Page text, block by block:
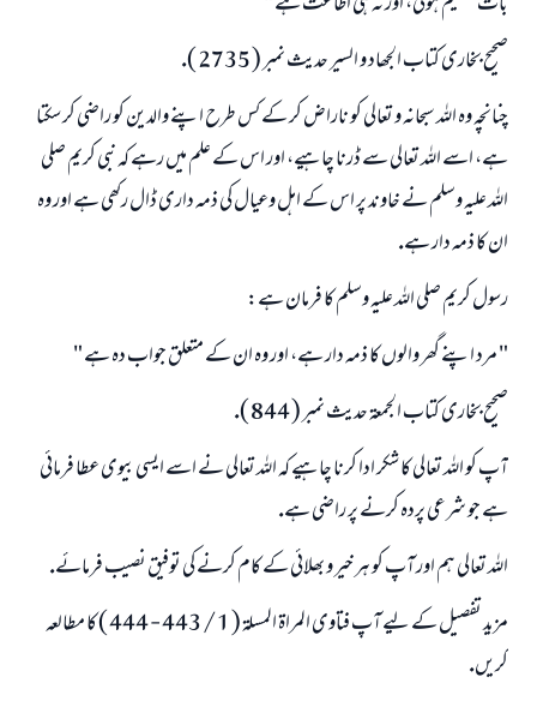
صحيح بخارى كتاب الجھاد و السير حديث نمبر ( 2735 ).
چنانچہ وہ اللہ سبحانہ و تعالى كو ناراض كر كے كس طرح اپنے والدين كو راضى كر سكتا
ہے، اسے اللہ تعالى سے ڈرنا چاہيے، اور اس كے علم ميں رہے كہ نبى كريم صلى
اللہ عليہ وسلم نے خاوند پر اس كے اہل وعيال كى ذمہ دارى ڈال ركھى ہے اور وہ
ان كا ذمہ دار ہے.
رسول كريم صلى اللہ عليہ وسلم كا فرمان ہے:
" مرد اپنے گھر والوں كا ذمہ دار ہے، اور وہ ان كے متعلق جواب دہ ہے "
صحيح بخارى كتاب الجمعۃ حديث نمبر ( 844 ).
آپ كو اللہ تعالى كا شكر ادا كرنا چاہيے كہ اللہ تعالى نے اسے ايسى بيوى عطا فرمائى
ہے جو شرعى پردہ كرنے پر راضى ہے.
اللہ تعالى ہم اور آپ كو ہر خير و بھلائى كے كام كرنے كى توفيق نصيب فرمائے.
مزيد تفصيل كے ليے آپ فتاوى المراۃ المسلۃ ( 1 / 443 - 444 ) كا مطالعہ
كريں.